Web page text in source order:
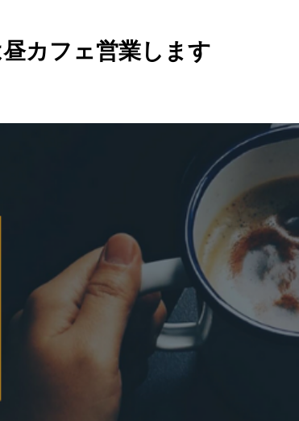
カフェ営業します